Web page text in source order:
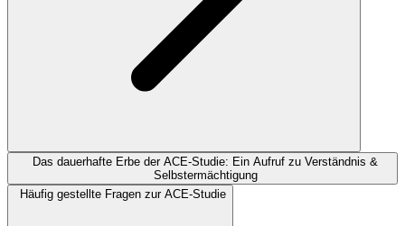
Das dauerhafte Erbe der ACE-Studie: Ein Aufruf zu Verständnis &
Selbstermächtigung
Häufig gestellte Fragen zur ACE-Studie